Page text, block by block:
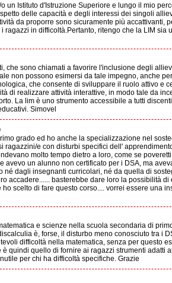
un Istituto d'Istruzione Superiore e lungo il mio
delle capacità e degli interessi dei singoli
da proporre sono sicuramente più accattivanti,
in difficoltà.Pertanto, ritengo che la LIM sia
che sono chiamati a favorire l'inclusione degli
non possono esimersi da tale impegno, anche
che consente di sviluppare il ruolo attivo e
di realizzare attività interattive, in modo tale da
La lim è uno strumento accessibile a tutti
Simovel
grado ed ho anche la specializzazione nel
ragazzini/e con disturbi specifici dell'
molto tempo dietro a loro, come se
un alunno non certificato per i DSA, ma
dagli insegnanti curricolari, né da quella di
accadere...... basterebbe dare loro la possibilità
scelto di fare questo corso.... vorrei essere una
e scienze nella scuola secondaria di
è, forse, il disturbo meno conosciuto tra i
difficoltà nella matematica, senza per questo
quindi quello di fornire ai ragazzi strumenti adatti
per chi ha difficoltà specifiche. Grazie